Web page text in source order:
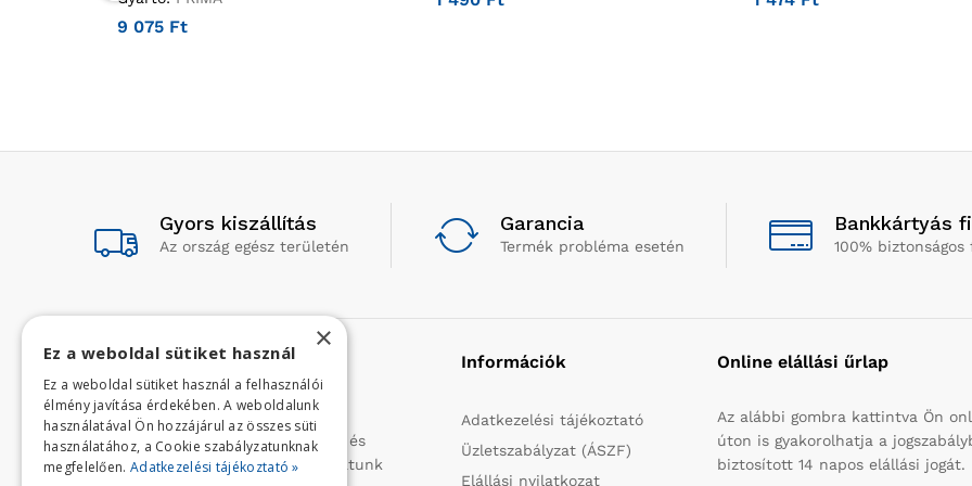
9 075 Ft
Gyors kiszállítás
Az ország egész területén
Garancia
Termék probléma esetén
Bankkártyás
100% biztonságos
Rólunk
Profilunk a mezőgazdasági, kerti
kisgépek és egyéb iparcikkek kis- és
nagykereskedelme. 1991 óta folytatunk
Információk
Adatkezelési tájékoztató
Üzletszabályzat (ÁSZF)
Elállási nyilatkozat
Online elállási űrlap
Az alábbi gombra kattintva Ön
úton is gyakorolhatja a
biztosított 14 napos elállási jogát.
×
Ez a weboldal sütiket használ
Ez a weboldal sütiket használ a felhasználói
élmény javítása érdekében. A weboldalunk
használatával Ön hozzájárul az összes süti
használatához, a Cookie szabályzatunknak
megfelelően. Adatkezelési tájékoztató »